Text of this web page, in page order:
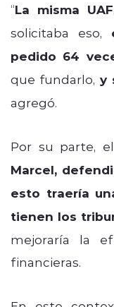
“La misma UAF
solicitaba eso,
pedido 64
que fundarlo, y
agregó.
Por su parte, el
Marcel,
esto traería
tienen los
mejoraría la
financieras.